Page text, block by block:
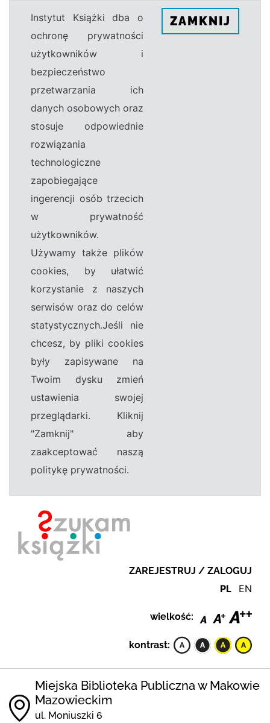
Instytut Książki dba o
ochronę prywatności
użytkowników i
bezpieczeństwo
przetwarzania ich
danych osobowych oraz
stosuje odpowiednie
rozwiązania
technologiczne
zapobiegające
ingerencji osób trzecich
w prywatność
użytkowników.
Używamy także plików
cookies, by ułatwić
korzystanie z naszych
serwisów oraz do celów
statystycznych.Jeśli nie
chcesz, by pliki cookies
były zapisywane na
Twoim dysku zmień
ustawienia swojej
przeglądarki. Kliknij
"Zamknij" aby
zaakceptować naszą
politykę prywatności.
ZAMKNIJ
ZAREJESTRUJ / ZALOGUJ
PL EN
wielkość:
kontrast:
Miejska Biblioteka Publiczna w Makowie
Mazowieckim
ul. Moniuszki 6